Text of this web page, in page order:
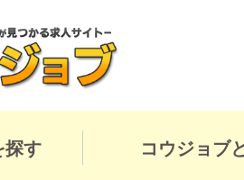
探す コウジョブ